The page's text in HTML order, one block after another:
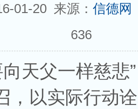
01-20 来源： 信德网
636
向天父一样慈悲
，以实际行动